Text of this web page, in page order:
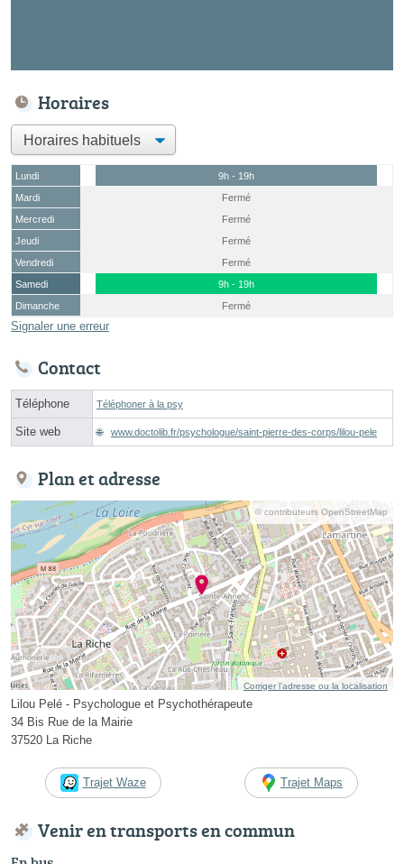
Horaires
Lundi
9h - 19h
Mardi
Fermé
Mercredi
Fermé
Jeudi
Fermé
Vendredi
Fermé
Samedi
9h - 19h
Dimanche
Fermé
Signaler une erreur
Contact
Téléphone Téléphoner à la psy
Site web www.doctolib.fr/psychologue/saint-pierre-des-corps/lilou-pele
Plan et adresse
© contributeurs OpenStreetMap
Corriger l’adresse ou la localisation
Lilou Pelé - Psychologue et Psychothérapeute
34 Bis Rue de la Mairie
37520 La Riche
Trajet Waze Trajet Maps
Venir en transports en commun